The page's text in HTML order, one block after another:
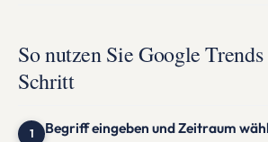
So nutzen Sie Google
Schritt
1 Begriff eingeben und Zeitraum